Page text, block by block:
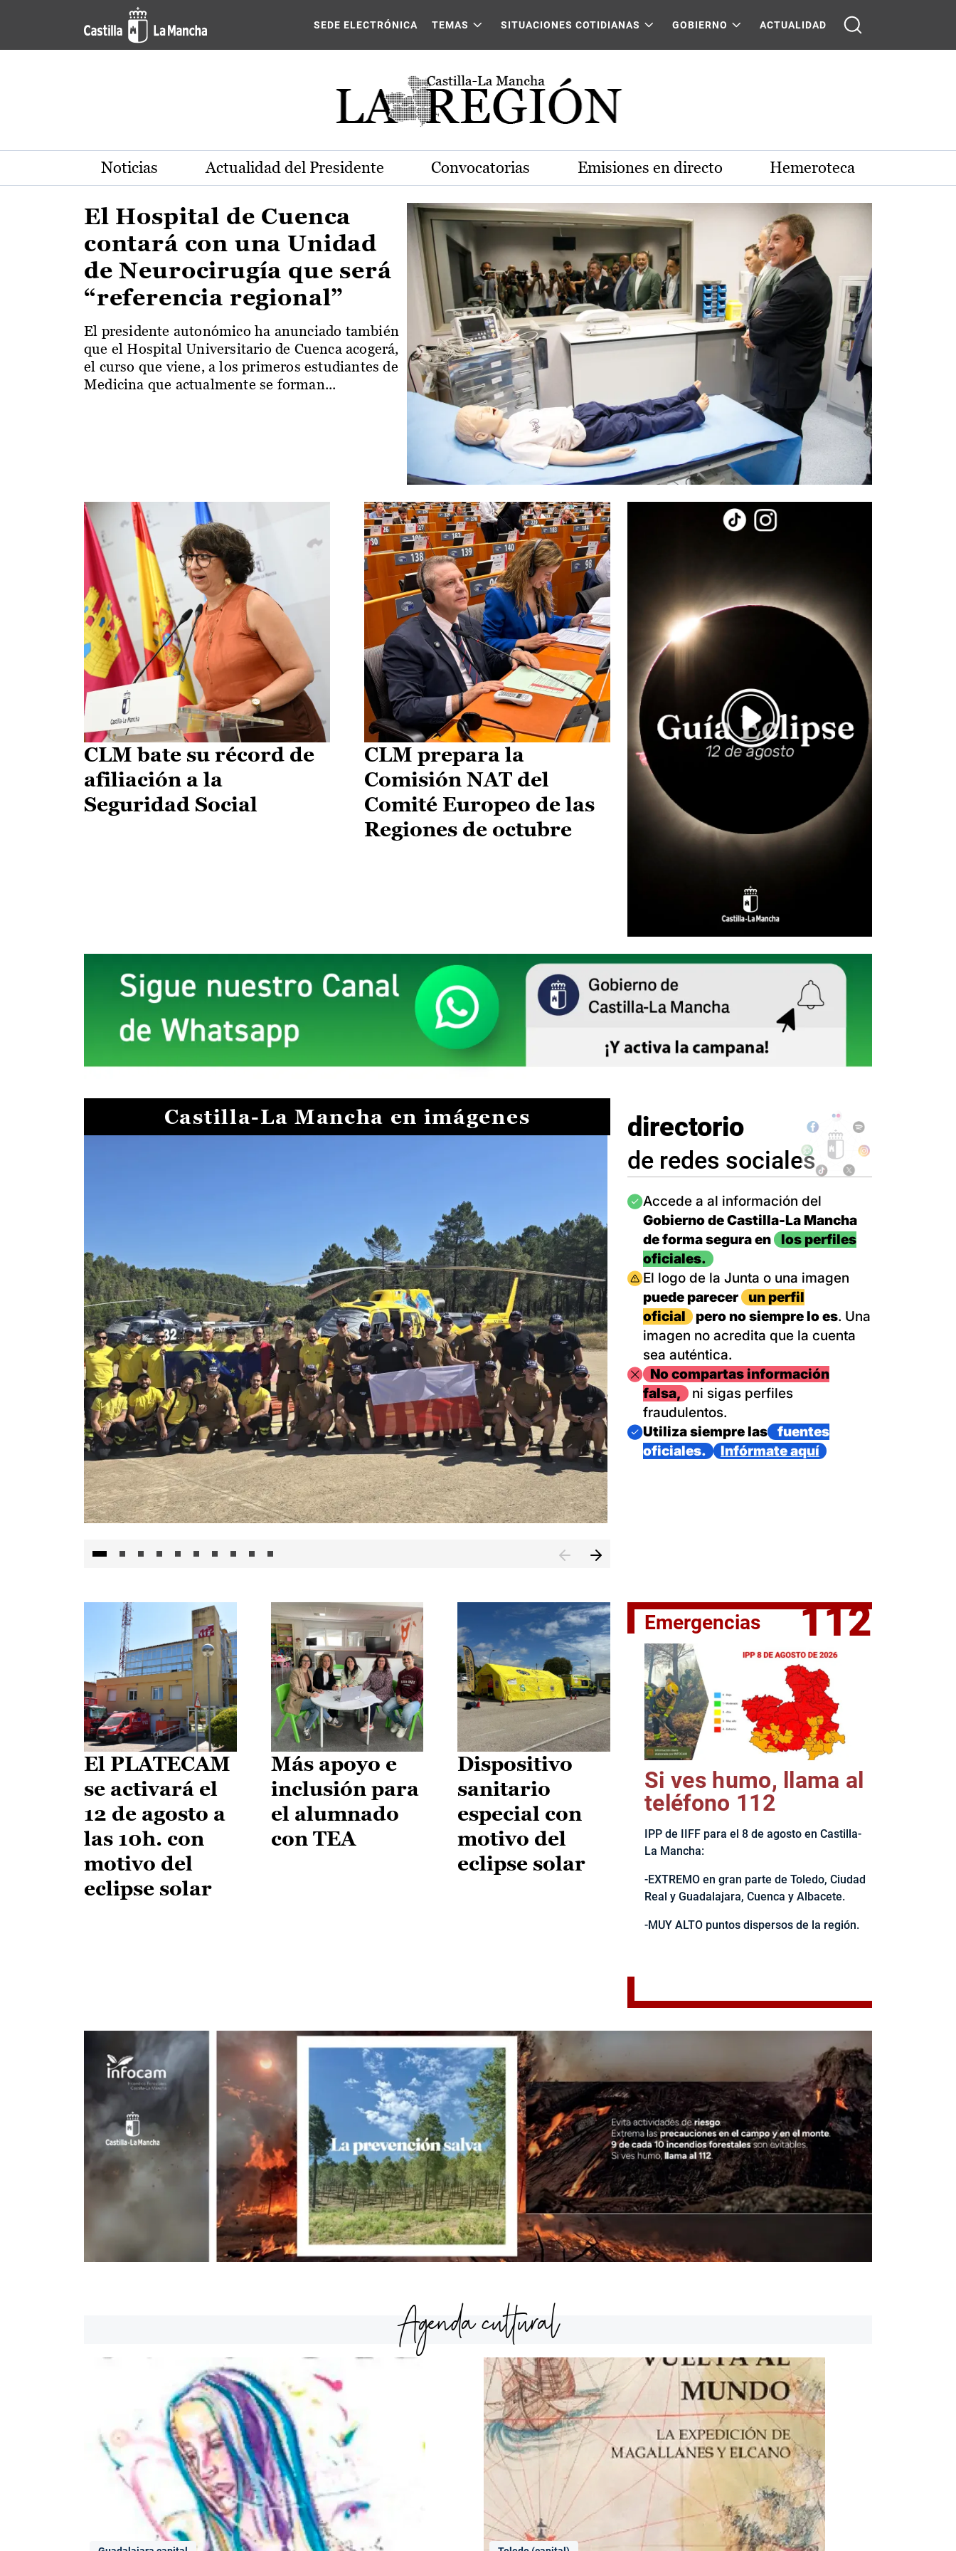
Pasar al contenido principal
Actualidad de la región de Castilla-La Mancha
SEDE ELECTRÓNICA TEMAS SITUACIONES COTIDIANAS GOBIERNO ACTUALIDAD
Noticias Actualidad del Presidente Convocatorias Emisiones en directo Hemeroteca
El Hospital de Cuenca
contará con una Unidad
de Neurocirugía que será
“referencia regional”
El presidente autonómico ha anunciado también
que el Hospital Universitario de Cuenca acogerá,
el curso que viene, a los primeros estudiantes de
Medicina que actualmente se forman...
CLM bate su récord de
afiliación a la
Seguridad Social
CLM prepara la
Comisión NAT del
Comité Europeo de las
Regiones de octubre
Castilla-La Mancha en imágenes
II Vuelta Ciclista CLM LEADER
directorio
de redes sociales
Imagen
Accede a al información del
Gobierno de Castilla-La Mancha
de forma segura en
los perfiles
oficiales.
Imagen
El logo de la Junta o una imagen
puede parecer
un perfil
oficial
pero no siempre lo es. Una
imagen no acredita que la cuenta
sea auténtica.
ImagenNo compartas información
falsa,
ni sigas perfiles
fraudulentos.
Imagen
Utiliza siempre las
fuentes
oficiales.
Infórmate aquí
El PLATECAM
se activará el
12 de agosto a
las 10h. con
motivo del
eclipse solar
Más apoyo e
inclusión para
el alumnado
con TEA
Dispositivo
sanitario
especial con
motivo del
eclipse solar
Emergencias 112
Si ves humo, llama al
teléfono 112
IPP de IIFF para el 8 de agosto en Castilla-
La Mancha:
-EXTREMO en gran parte de Toledo, Ciudad
Real y Guadalajara, Cuenca y Albacete.
-MUY ALTO puntos dispersos de la región.
Agenda cultural